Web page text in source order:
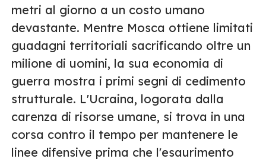
metri al giorno a un costo umano
devastante. Mentre Mosca ottiene limitati
guadagni territoriali sacrificando oltre un
milione di uomini, la sua economia di
guerra mostra i primi segni di cedimento
strutturale. L'Ucraina, logorata dalla
carenza di risorse umane, si trova in una
corsa contro il tempo per mantenere le
linee difensive prima che l'esaurimento